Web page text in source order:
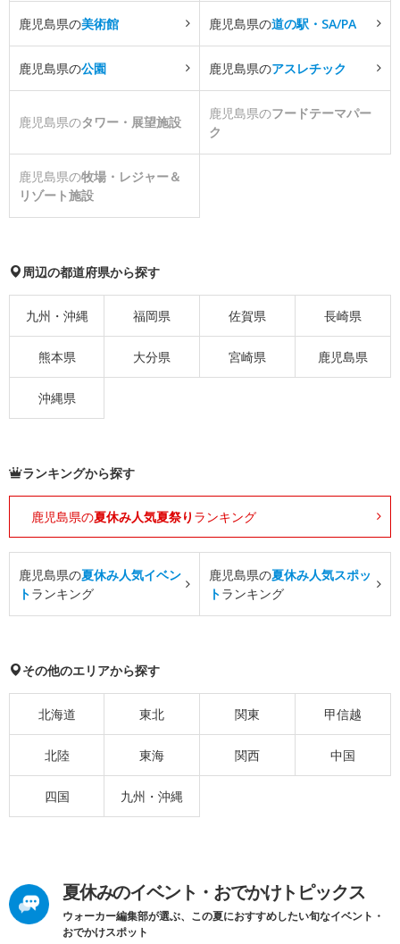
鹿児島県の美術館 鹿児島県の道の駅・SA/PA
鹿児島県の公園 鹿児島県のアスレチック
鹿児島県のタワー・展望施設
鹿児島県のフードテーマパー
ク
鹿児島県の牧場・レジャー＆
リゾート施設
周辺の都道府県から探す
九州・沖縄 福岡県 佐賀県 長崎県
熊本県 大分県 宮崎県 鹿児島県
沖縄県
ランキングから探す
鹿児島県の夏休み人気夏祭り ランキング
鹿児島県の夏休み人気イベン
トランキング
鹿児島県の夏休み人気スポッ
トランキング
その他のエリアから探す
北海道 東北 関東 甲信越
北陸 東海 関西 中国
四国 九州・沖縄
夏休みのイベント・おでかけトピックス
ウォーカー編集部が選ぶ、この夏におすすめしたい旬なイベント・
おでかけスポット